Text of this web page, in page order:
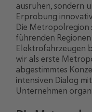
ausruhen, sondern
Erprobung
Die Metropolregion
führenden
Elektrofahrzeugen
wir als erste
abgestimmtes
intensiven Dialog
Unternehmen